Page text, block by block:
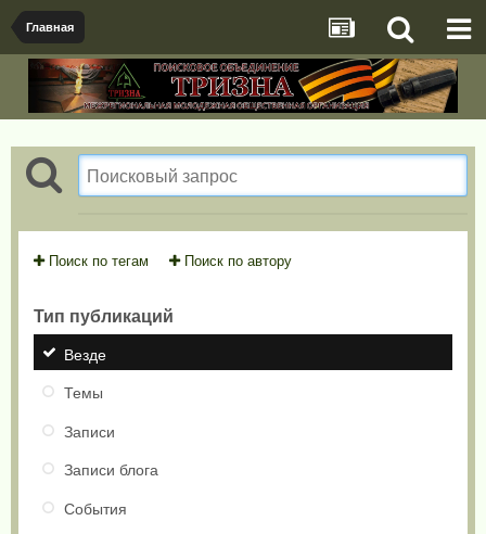
Главная
Поиск по тегам Поиск по автору
Тип публикаций
Везде
Темы
Записи
Записи блога
События